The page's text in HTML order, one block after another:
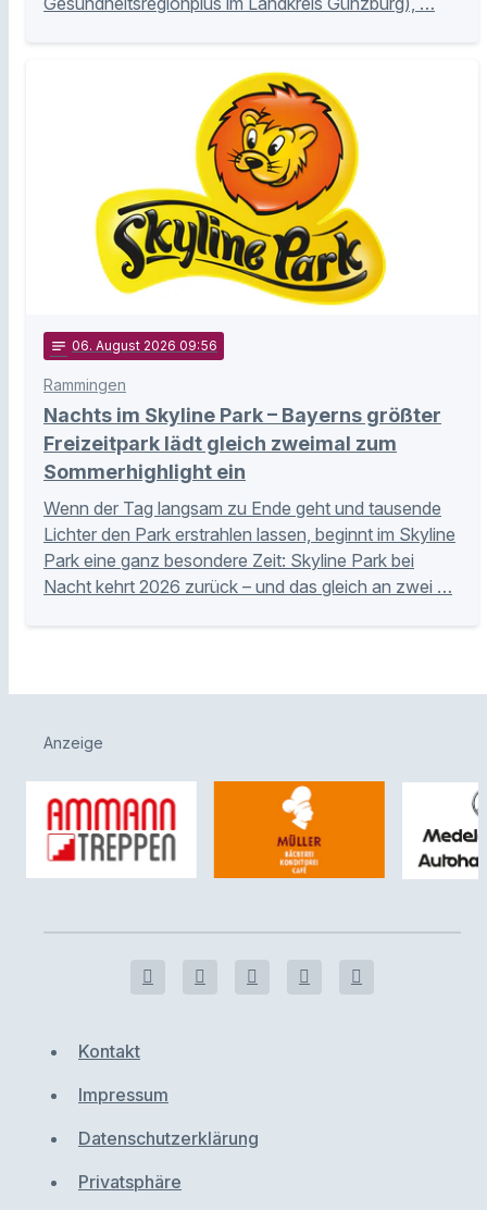
notes 06. August 2026 09:56
Rammingen
Nachts im Skyline Park – Bayerns größter
Freizeitpark lädt gleich zweimal zum
Sommerhighlight ein
Wenn der Tag langsam zu Ende geht und tausende
Lichter den Park erstrahlen lassen, beginnt im Skyline
Park eine ganz besondere Zeit: Skyline Park bei
Nacht kehrt 2026 zurück – und das gleich an zwei …
Anzeige
Kontakt
Impressum
Datenschutzerklärung
Privatsphäre